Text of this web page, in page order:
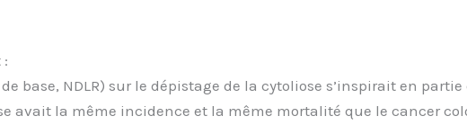
:
base, NDLR) sur le dépistage de la cytoliose s’inspirait en
avait la même incidence et la même mortalité que le cancer